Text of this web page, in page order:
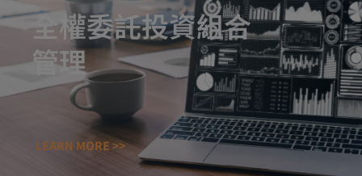
全權委託投資組合
管理
LEARN MORE >>